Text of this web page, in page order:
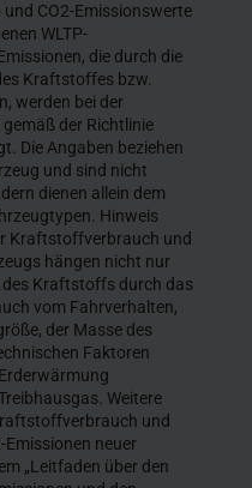
CO2-Emissionswerte
WLTP-
die durch die
Kraftstoffes bzw.
werden bei der
der Richtlinie
Die Angaben beziehen
und sind nicht
dienen allein dem
Hinweis
Kraftstoffverbrauch und
hängen nicht nur
Kraftstoffs durch das
vom Fahrverhalten,
der Masse des
Faktoren
Weitere
und
Emissionen neuer
„Leitfaden über den